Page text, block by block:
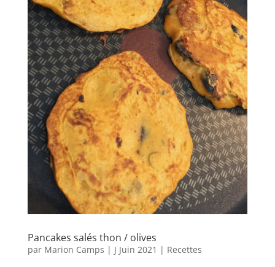
Pancakes salés thon / olives
par Marion Camps | J Juin 2021 | Recettes